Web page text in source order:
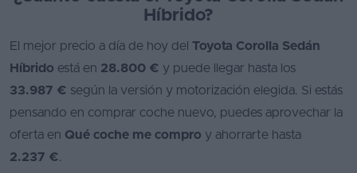
Híbrido?
El mejor precio a día de hoy del Toyota Corolla Sedán
Híbrido está en 28.800 € y puede llegar hasta los
33.987 € según la versión y motorización elegida. Si estás
pensando en comprar coche nuevo, puedes aprovechar la
oferta en Qué coche me compro y ahorrarte hasta
2.237 €.